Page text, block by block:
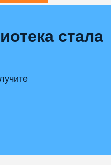
стала